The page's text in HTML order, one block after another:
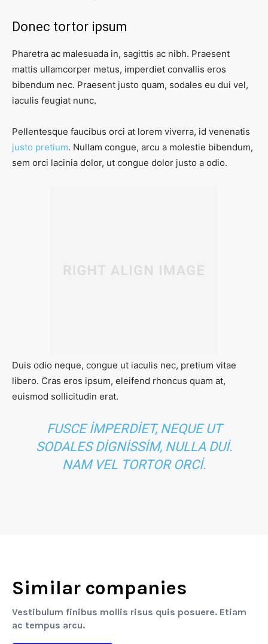
Donec tortor ipsum
Pharetra ac malesuada in, sagittis ac nibh. Praesent
mattis ullamcorper metus, imperdiet convallis eros
bibendum nec. Praesent justo quam, sodales eu dui vel,
iaculis feugiat nunc.
Pellentesque faucibus orci at lorem viverra, id venenatis
justo pretium. Nullam congue, arcu a molestie bibendum,
sem orci lacinia dolor, ut congue dolor justo a odio.
Duis odio neque, congue ut iaculis nec, pretium vitae
libero. Cras eros ipsum, eleifend rhoncus quam at,
euismod sollicitudin erat.
FUSCE IMPERDIET, NEQUE UT
SODALES DIGNISSIM, NULLA DUI.
NAM VEL TORTOR ORCI.
Similar companies
Vestibulum finibus mollis risus quis posuere. Etiam
ac tempus arcu.